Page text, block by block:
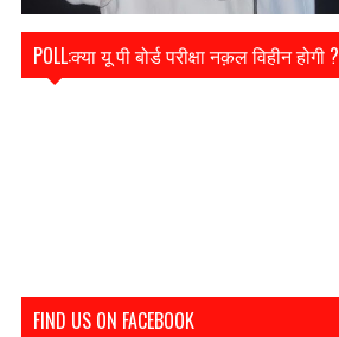
POLL:क्या यू पी बोर्ड परीक्षा नक़ल विहीन होगी ?
FIND US ON FACEBOOK